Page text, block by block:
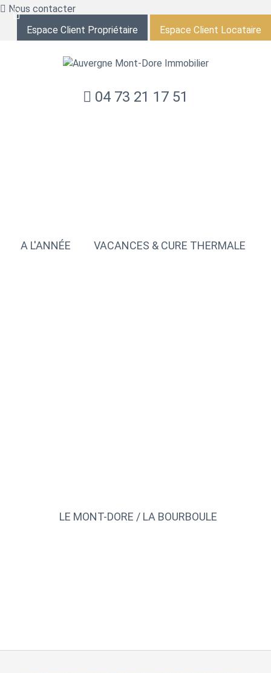
Nous contacter
Espace Client Propriétaire
Espace Client Locataire
04 73 21 17 51
A L'ANNÉE VACANCES & CURE THERMALE
LE MONT-DORE / LA BOURBOULE